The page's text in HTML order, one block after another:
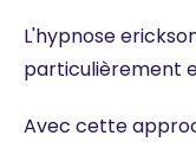
L'hypnose
particulièrement
Avec cette